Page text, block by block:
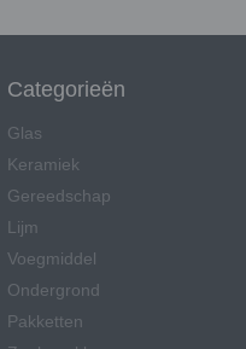
Categorieën
Glas
Keramiek
Gereedschap
Lijm
Voegmiddel
Ondergrond
Pakketten